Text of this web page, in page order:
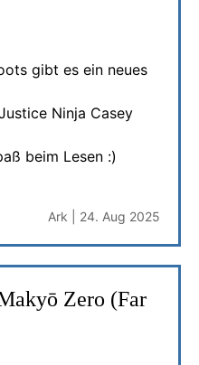
gibt es ein neues
Ninja Casey
beim Lesen :)
Ark | 24. Aug 2025
Zero (Far